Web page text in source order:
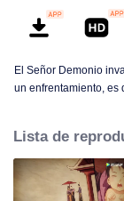
El Señor Demonio
un enfrentamiento, es
misteriosa, An Yun, y
Xingyun.
Lista de